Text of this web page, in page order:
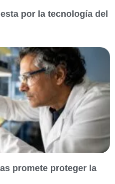
por la tecnología del
promete proteger la